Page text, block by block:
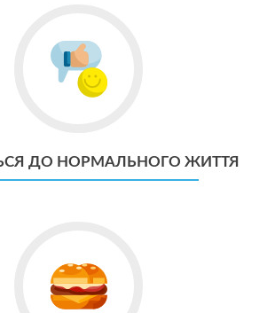
to
Поверніться
до
ДО НОРМАЛЬНОГО ЖИТТЯ
to
Насолоджуйтеся
улюбленою